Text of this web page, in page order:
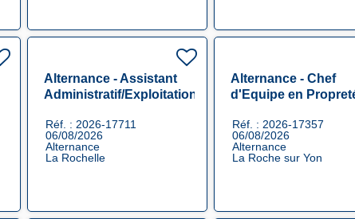
Alternance - Assistant
Administratif/Exploitation
Réf. : 2026-17711
06/08/2026
Alternance
La Rochelle
Alternance - Chef
d'Equipe en
Réf. : 2026-17357
06/08/2026
Alternance
La Roche sur Yon